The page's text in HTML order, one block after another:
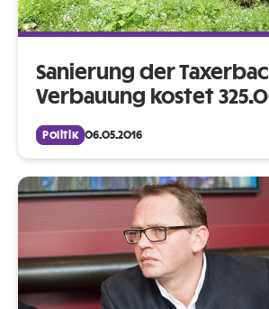
Sanierung der
Verbauung kostet
Politik 06.05.2016